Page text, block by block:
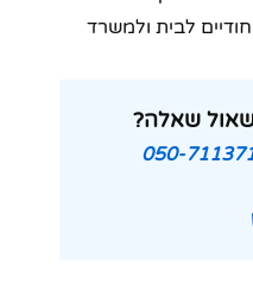
לבית ולמשרד
שאלה?
050-